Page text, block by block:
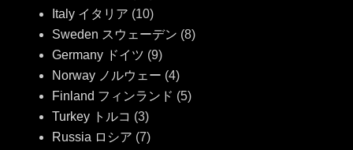
Italy イタリア (10)
Sweden スウェーデン (8)
Germany ドイツ (9)
Norway ノルウェー (4)
Finland フィンランド (5)
Turkey トルコ (3)
Russia ロシア (7)